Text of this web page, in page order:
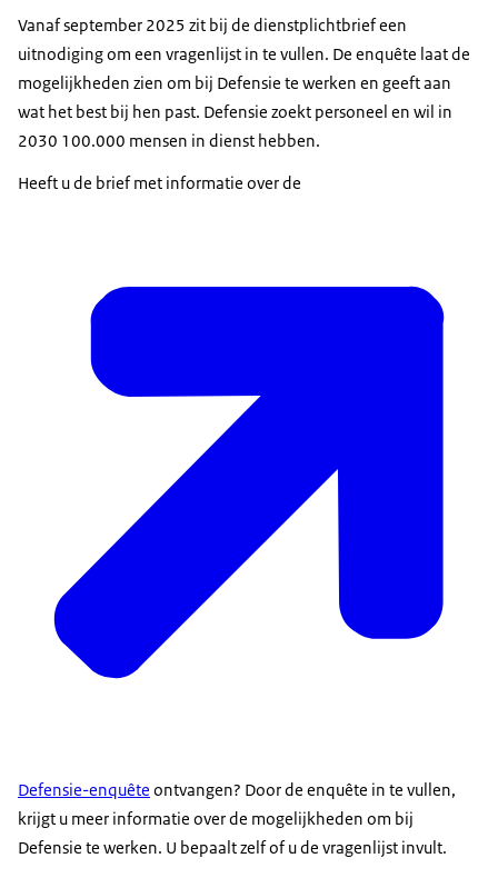
Vanaf september 2025 zit bij de dienstplichtbrief een
uitnodiging om een vragenlijst in te vullen. De enquête laat de
mogelijkheden zien om bij Defensie te werken en geeft aan
wat het best bij hen past. Defensie zoekt personeel en wil in
2030 100.000 mensen in dienst hebben.
Heeft u de brief met informatie over de
Defensie-enquête ontvangen? Door de enquête in te vullen,
krijgt u meer informatie over de mogelijkheden om bij
Defensie te werken. U bepaalt zelf of u de vragenlijst invult.